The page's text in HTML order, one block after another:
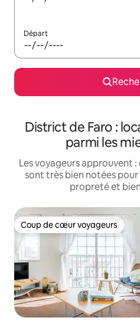
Départ
District de Faro :
parmi les
Les voyageurs approuvent
sont très bien notées
propreté et
Coup de cœur voyageurs
Coup de cœur voyageurs